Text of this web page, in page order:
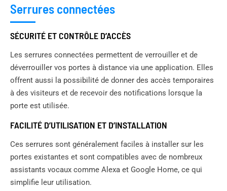
Serrures connectées
SÉCURITÉ ET CONTRÔLE D’ACCÈS
Les serrures connectées permettent de verrouiller et de
déverrouiller vos portes à distance via une application. Elles
offrent aussi la possibilité de donner des accès temporaires
à des visiteurs et de recevoir des notifications lorsque la
porte est utilisée.
FACILITÉ D’UTILISATION ET D’INSTALLATION
Ces serrures sont généralement faciles à installer sur les
portes existantes et sont compatibles avec de nombreux
assistants vocaux comme Alexa et Google Home, ce qui
simplifie leur utilisation.